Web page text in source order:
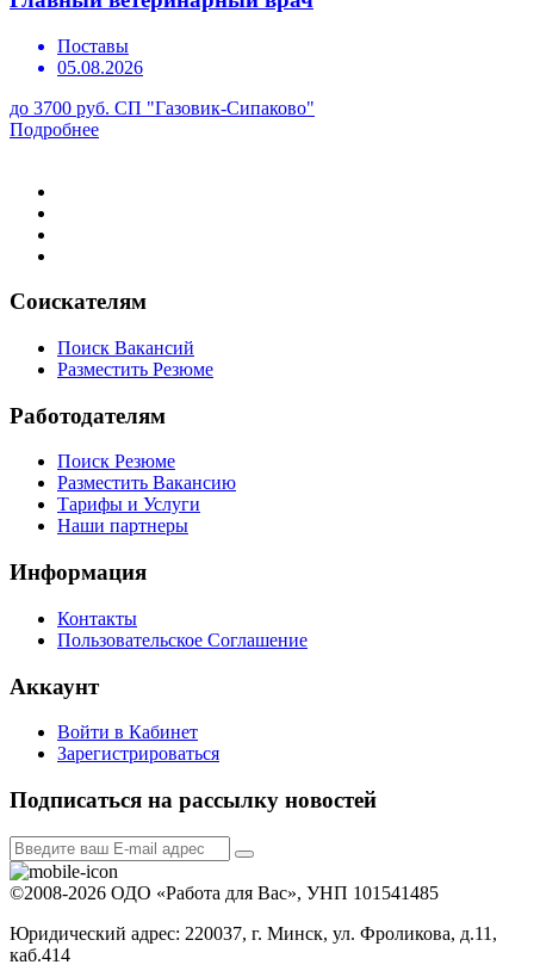
Поставы
05.08.2026
до 3700 руб. СП "Газовик-Сипаково"
Подробнее
Соискателям
Поиск Вакансий
Разместить Резюме
Работодателям
Поиск Резюме
Разместить Вакансию
Тарифы и Услуги
Наши партнеры
Информация
Контакты
Пользовательское Соглашение
Аккаунт
Войти в Кабинет
Зарегистрироваться
Подписаться на рассылку новостей
©2008-2026 ОДО «Работа для Вас», УНП 101541485
Юридический адрес: 220037, г. Минск, ул. Фроликова, д.11,
каб.414